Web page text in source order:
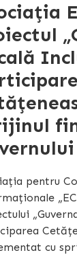
pentru
cu